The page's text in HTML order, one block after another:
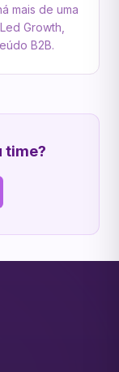
mais de uma
Growth,
B2B.
time?